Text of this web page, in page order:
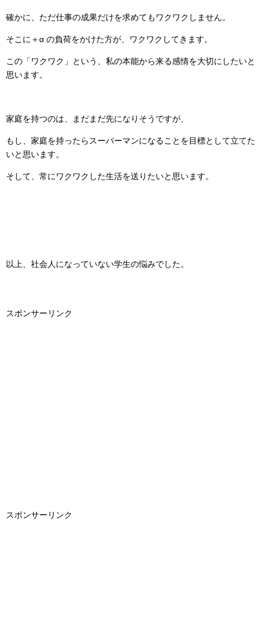
確かに、ただ仕事の成果だけを求めてもワクワクしません。
そこに＋α の負荷をかけた方が、ワクワクしてきます。
この「ワクワク」という、私の本能から来る感情を大切にしたいと
思います。
家庭を持つのは、まだまだ先になりそうですが、
もし、家庭を持ったらスーパーマンになることを目標として立てた
いと思います。
そして、常にワクワクした生活を送りたいと思います。
以上、社会人になっていない学生の悩みでした。
スポンサーリンク
スポンサーリンク